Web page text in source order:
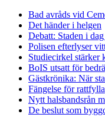
Bad avråds vid
Det händer i helgen
Debatt: Staden i
Polisen efterlyser
Studiecirkel stärker
BoIS utsatt för
Gästkrönika: När
Fängelse för rattfylla
Nytt halsbandsrån
De beslut som